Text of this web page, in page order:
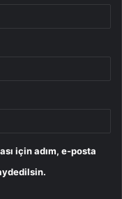
için adım, e-posta